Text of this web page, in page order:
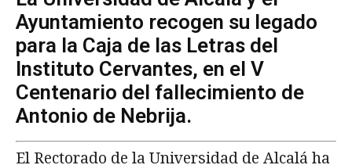
Ayuntamiento recogen su legado
para la Caja de las Letras del
Instituto Cervantes, en el V
Centenario del fallecimiento de
Antonio de Nebrija.
El Rectorado de la Universidad de Alcalá ha